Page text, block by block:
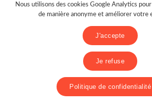
Partenaires
Nous contacter
Politique de confidentialité
Nous utilisons des cookies Google Analytics
de manière anonyme et améliorer votre
J'accepte
Je refuse
Politique de confidentialité